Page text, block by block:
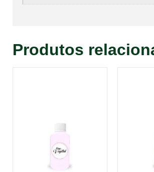
Produtos